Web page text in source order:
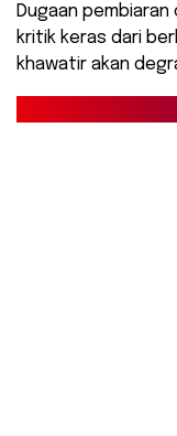
Dugaan
kritik keras dari
khawatir akan